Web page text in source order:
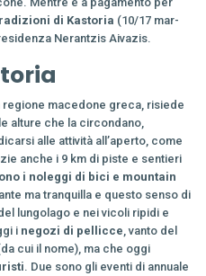
di Kastoria (10/17 mar-
Nerantzis Aivazis.
macedone greca, risiede
alture che la circondano,
alle attività all’aperto, come
anche i 9 km di piste e sentieri
i noleggi di bici e mountain
ma tranquilla e questo senso di
lungolago e nei vicoli ripidi e
i negozi di pellicce , vanto del
cui il nome), ma che oggi
. Due sono gli eventi di annuale